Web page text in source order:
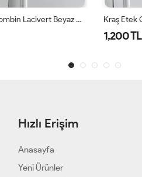
Kraş Etek Oysho Bluz Kombin Lacivert Beyaz Ekru Lacivert
1,200 TL
Hızlı Erişim
Anasayfa
Yeni Ürünler